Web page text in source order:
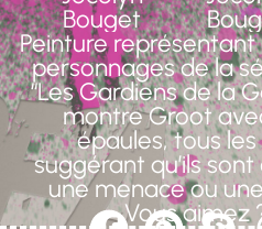
Peinture
personnages de la
“Les Gardiens de la
montre Groot
épaules, tous
suggérant qu’ils
une menace ou
Vous aimez